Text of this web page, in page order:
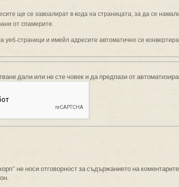
ще се завоалират в кода на страницата, за да се
от спамерите.
уеб-страници и имейл адресите автоматично се
дали или не сте човек и да предпази от
не носи отговорност за съдържанието на